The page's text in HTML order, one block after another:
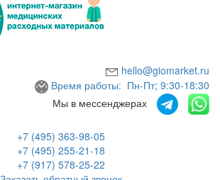
hello@giomarket.ru
Время работы: Пн-Пт; 9:30-18:30
Мы в мессенджерах
+7 (495) 363-98-05
+7 (495) 255-21-18
+7 (917) 578-25-22